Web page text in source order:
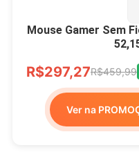
Mouse Gamer Sem
R$297,27R$459,99
Ver na